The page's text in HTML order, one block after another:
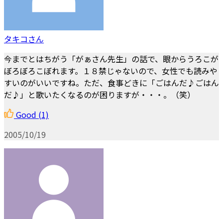
タキコさん
今までとはちがう「がぁさん先生」の話で、眼からうろこが
ぼろぼろこぼれます。１８禁じゃないので、女性でも読みや
すいのがいいですね。ただ、食事どきに「ごはんだ♪ごはん
だ♪」と歌いたくなるのが困りますが・・・。（笑）
Good (1)
2005/10/19